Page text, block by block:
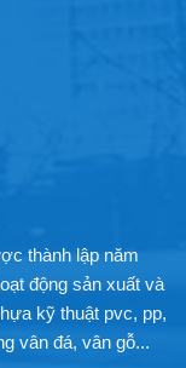
thành lập năm
động sản xuất và
kỹ thuật pvc, pp,
vân đá, vân gỗ...